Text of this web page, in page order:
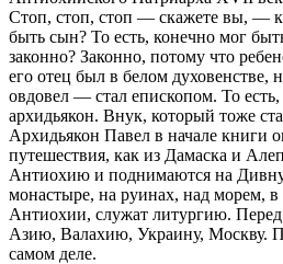
Стоп, стоп, стоп — скажете вы, —
быть сын? То есть, конечно мог
законно? Законно, потому что
его отец был в белом
овдовел — стал епископом. То
архидьякон. Внук, который тоже
Архидьякон Павел в начале книги
путешествия, как из Дамаска и
Антиохию и поднимаются на
монастыре, на руинах, над морем,
Антиохии, служат литургию.
Азию, Валахию, Украину, Москву.
самом деле.